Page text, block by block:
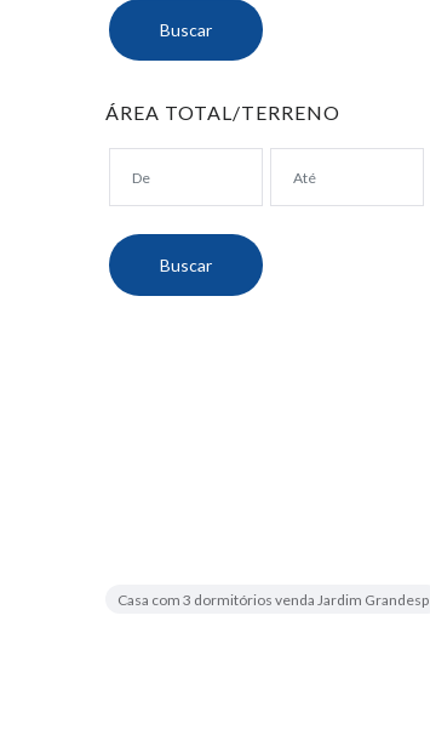
ÁREA TOTAL/TERRENO
Casa com 3 dormitórios venda Jardim Grandesp